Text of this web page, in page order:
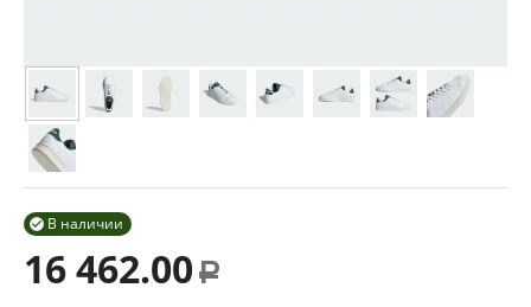
В наличии

16 462.00 Р